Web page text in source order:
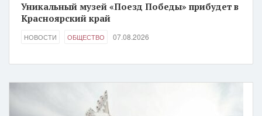
Уникальный музей «Поезд Победы» прибудет в
Красноярский край
НОВОСТИ ОБЩЕСТВО 07.08.2026